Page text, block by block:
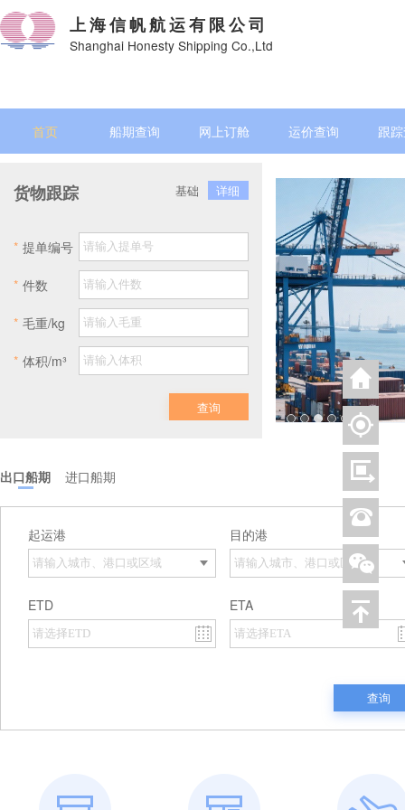
上海信帆航运有限公司
Shanghai Honesty Shipping Co.,Ltd
首页 船期查询 网上订舱 运价查询 跟
货物跟踪 基础 详细
* 提单编号
* 件数
* 毛重/kg
* 体积/m³
查询
出口船期 进口船期
起运港 目的港
ETD ETA
查询